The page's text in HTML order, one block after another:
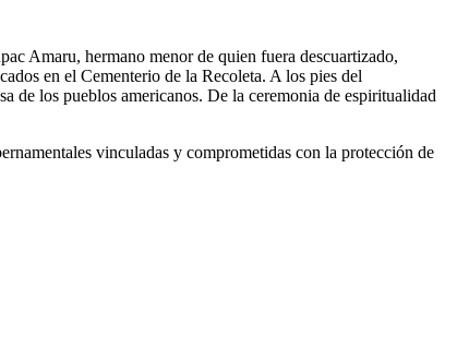
Amaru, hermano menor de quien fuera descuartizado,
en el Cementerio de la Recoleta. A los pies del
de los pueblos americanos. De la ceremonia de espiritualidad
vinculadas y comprometidas con la protección de